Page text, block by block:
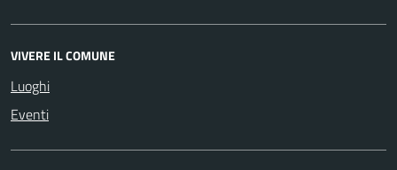
VIVERE IL COMUNE
Luoghi
Eventi